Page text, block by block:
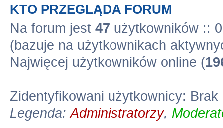
KTO PRZEGLĄDA FORUM
Na forum jest 47 użytkowników ::
(bazuje na użytkownikach
Najwięcej użytkowników online (
Zidentyfikowani użytkownicy:
Legenda:Administratorzy,